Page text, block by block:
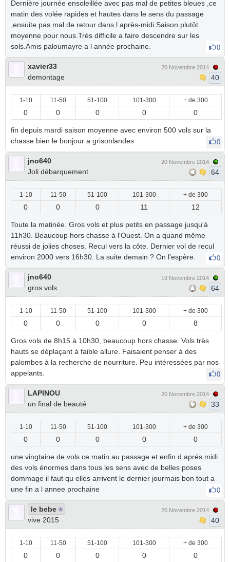
Dernière journée ensoleillée avec pas mal de petites bleues ,ce
matin des volée rapides et hautes dans le sens du passage
,ensuite pas mal de retour dans l après-midi.Saison plutôt
moyenne pour nous.Très difficile a faire descendre sur les
sols.Amis paloumayre a l année prochaine.
0
xavier33
demontage
20 Novembre 2014
40
1-10 11-50 51-100 101-300 + de 300
0 0 0 0 0
fin depuis mardi saison moyenne avec environ 500 vols sur la
chasse bien le bonjour a grisonlandes
0
jno640
Joli débarquement
20 Novembre 2014
64
1-10 11-50 51-100 101-300 + de 300
0 0 0 11 12
Toute la matinée. Gros vols et plus petits en passage jusqu'à
11h30. Beaucoup hors chasse à l'Ouest. On a quand même
réussi de jolies choses. Recul vers la côte. Dernier vol de recul
environ 2000 vers 16h30. La suite demain ? On l'espère.
0
jno640
gros vols
19 Novembre 2014
64
1-10 11-50 51-100 101-300 + de 300
0 0 0 0 8
Gros vols de 8h15 à 10h30, beaucoup hors chasse. Vols très
hauts se déplaçant à faible allure. Faisaient penser à des
palombes à la recherche de nourriture. Peu intéressées par nos
appelants.
0
LAPINOU
un final de beauté
20 Novembre 2014
33
1-10 11-50 51-100 101-300 + de 300
0 0 0 0 0
une vingtaine de vols ce matin au passage et enfin d aprés midi
des vols énormes dans tous les sens avec de belles poses
dommage il faut qu elles arrivent le dernier jourmais bon tout a
une fin a l annee prochaine
0
le bebe
vive 2015
20 Novembre 2014
40
1-10 11-50 51-100 101-300 + de 300
0 0 0 0 0